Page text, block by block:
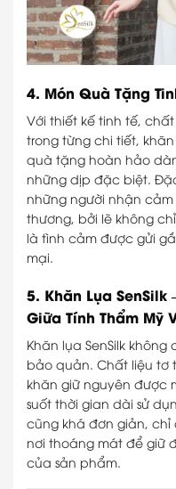
4. Món Quà Tặng
Với thiết kế tinh tế,
trong từng chi tiết,
quà tặng hoàn hảo
những dịp đặc biệt.
những người nhận
thương, bởi lẽ không
là tình cảm được gửi
mại.
5. Khăn Lụa SenSilk
Giữa Tính Thẩm Mỹ
Khăn lụa SenSilk
bảo quản. Chất liệu tơ
khăn giữ nguyên được
suốt thời gian dài sử
cũng khá đơn giản,
nơi thoáng mát để giữ
của sản phẩm.